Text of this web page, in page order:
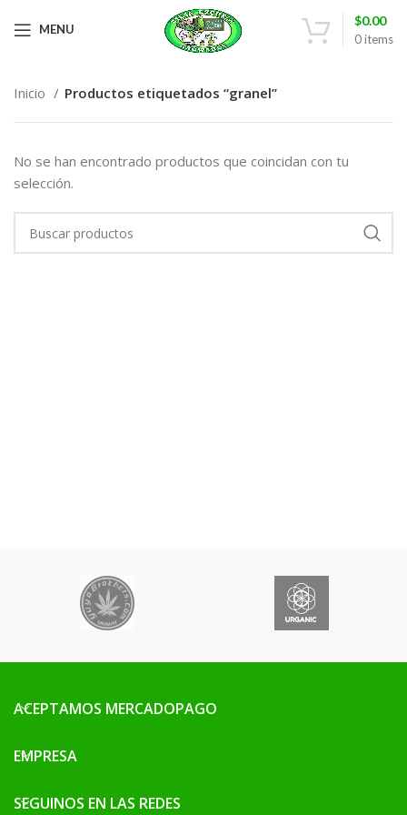
MENU
0items
$0.00
Inicio Productos etiquetados “granel”
No se han encontrado productos que coincidan con tu
selección.
ACEPTAMOS MERCADOPAGO
EMPRESA
SEGUINOS EN LAS REDES